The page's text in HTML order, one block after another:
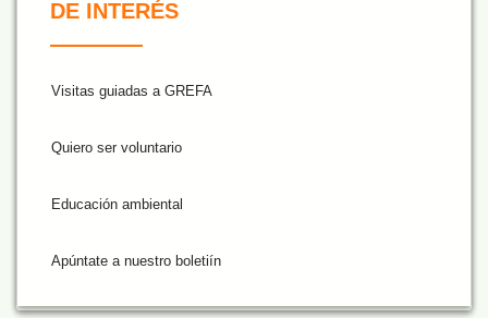
DE INTERÉS
Visitas guiadas a GREFA
Quiero ser voluntario
Educación ambiental
Apúntate a nuestro boletiín